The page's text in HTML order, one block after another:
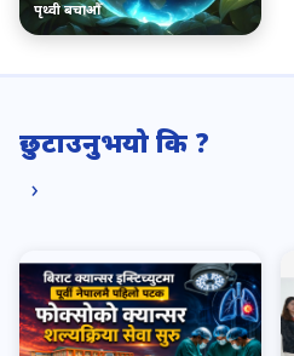
पृथ्वी बचाऔँ
छुटाउनुभयो कि ?
›